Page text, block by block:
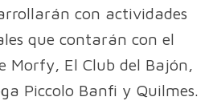
con actividades
que contarán con el
Morfy, El Club del Bajón,
Piccolo Banfi y Quilmes.